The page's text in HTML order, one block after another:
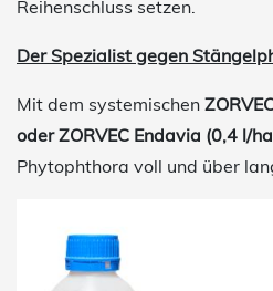
Reihenschluss setzen.
Der Spezialist gegen
Mit dem systemischen
oder ZORVEC Endavia (0,4 l/
Phytophthora voll und über